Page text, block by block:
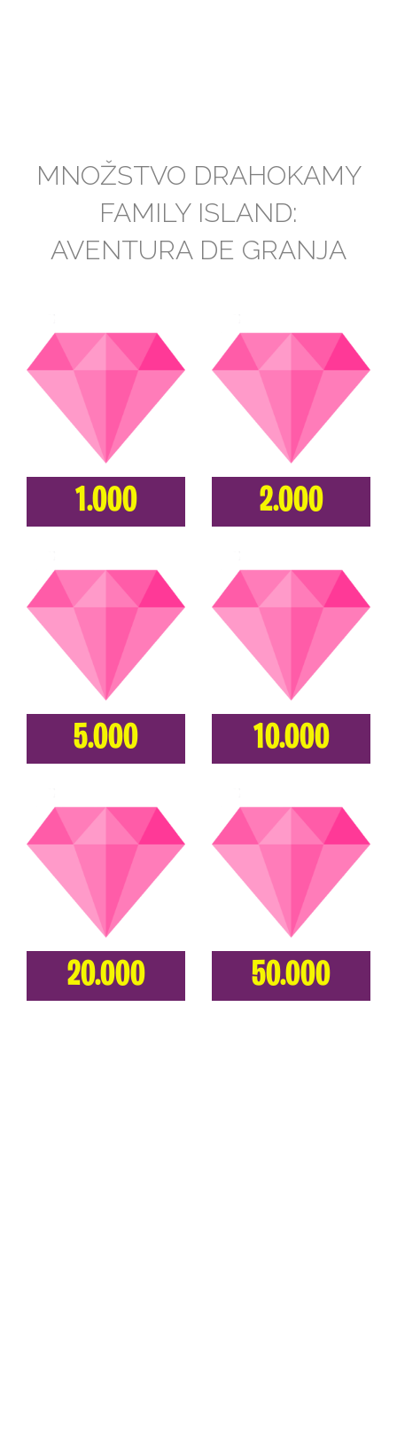
MNOŽSTVO DRAHOKAMY
FAMILY ISLAND:
AVENTURA DE GRANJA
1.000 2.000
5.000 10.000
20.000 50.000